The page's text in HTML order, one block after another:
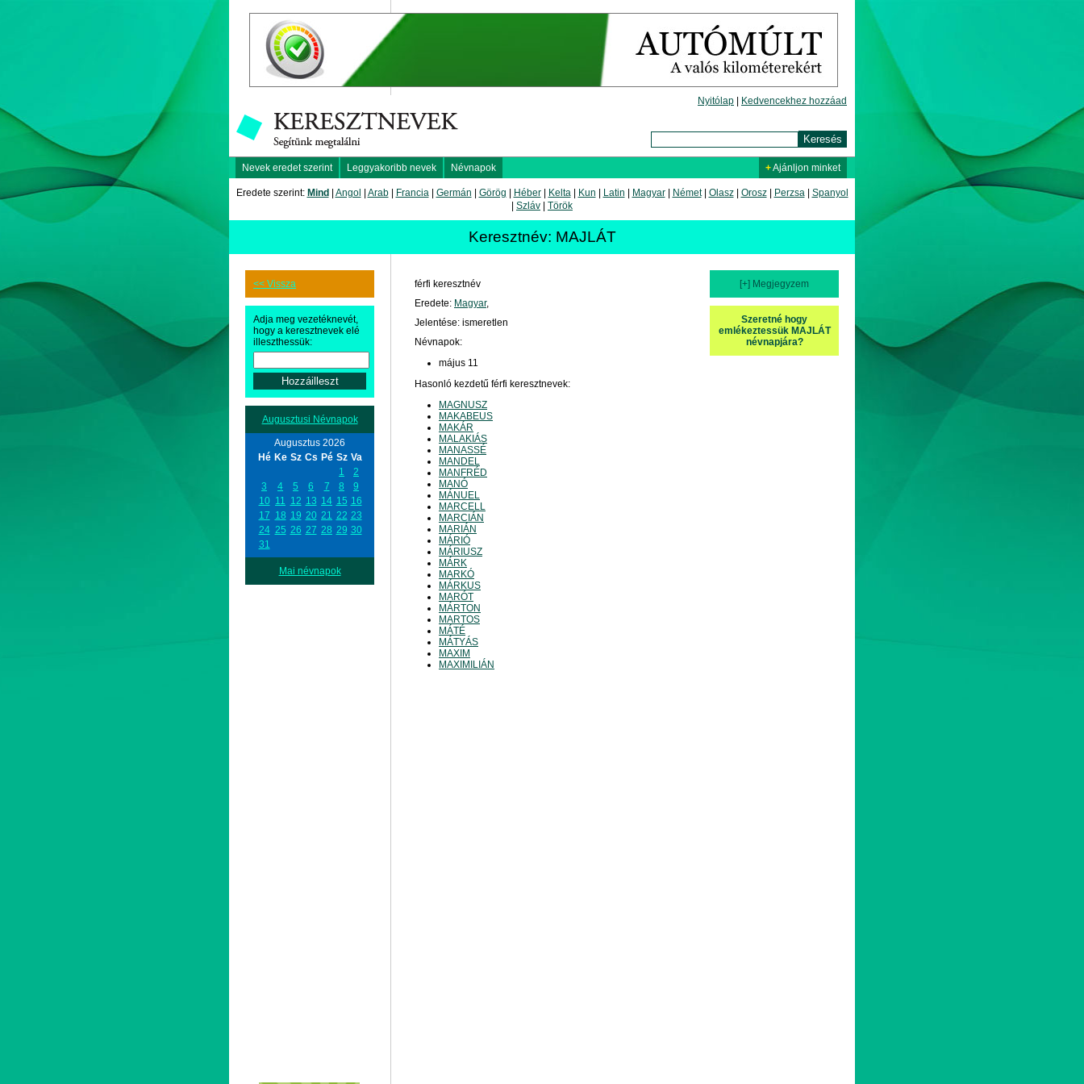
Nyitólap Kedvencekhez hozzáad
Nevek eredet szerint Leggyakoribb nevek Névnapok +Ajánljon minket
Eredete szerint: Mind Angol Arab| Francia| Germán Görög Héber| Kelta| Kun Latin Magyar| Német| Olasz| Orosz| Perzsa| Spanyol
Szláv Török
Keresztnév: MAJLÁT
<< Vissza
Adja meg vezetéknevét,
hogy a keresztnevek elé
illeszthessük:
Augusztusi Névnapok
Augusztus 2026
Hé Ke Sz Cs Pé Sz Va
1
2
3
4 5 6 7 8
9
10 11 12 13 14 15 16
17 18 19 20 21 22 23
24 25 26 27 28 29 30
31
Mai névnapok
[+] Megjegyzem
Szeretné hogy
emlékeztessük MAJLÁT
névnapjára?
férfi keresztnév
Eredete: Magyar,
Jelentése: ismeretlen
Névnapok:
május 11
Hasonló kezdetű férfi keresztnevek:
MAGNUSZ
MAKABEUS
MAKÁR
MALAKIÁS
MANASSÉ
MANDEL
MANFRÉD
MANÓ
MÁNUEL
MARCELL
MARCIÁN
MARIÁN
MÁRIÓ
MÁRIUSZ
MÁRK
MARKÓ
MÁRKUS
MARÓT
MÁRTON
MARTOS
MÁTÉ
MÁTYÁS
MAXIM
MAXIMILIÁN